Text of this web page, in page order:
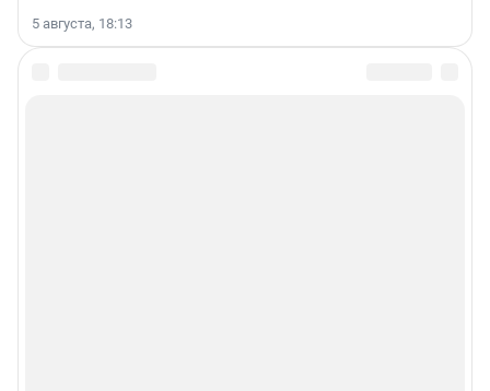
5 августа, 18:13